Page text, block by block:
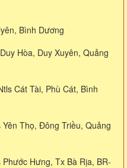
Bình Dương
Hòa, Duy Xuyên, Quảng
Cát Tài, Phù Cát, Bình
Thọ, Đông Triều, Quảng
Hưng, Tx Bà Rịa, BR-